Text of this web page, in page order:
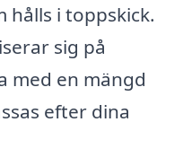
hålls i toppskick.
sig på
med en mängd
efter dina